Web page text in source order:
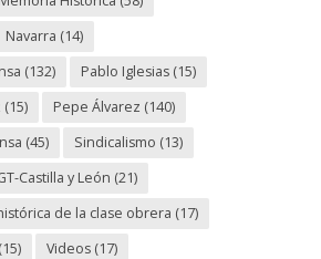
Navarra (14)
(132) Pablo Iglesias(15)
(15) Pepe Álvarez (140)
(45) Sindicalismo (13)
Castilla y León (21)
de la clase obrera (17)
(15) Videos(17)